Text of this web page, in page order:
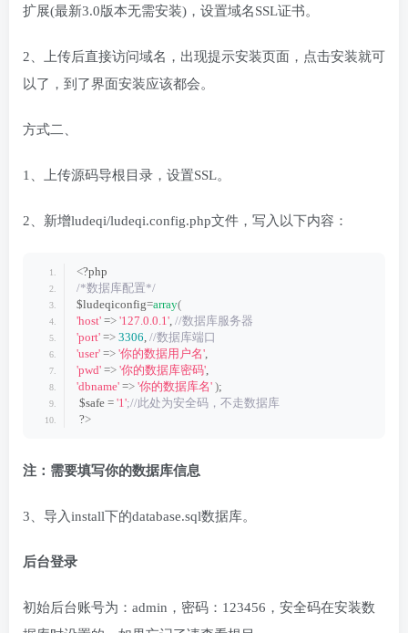
扩展(最新3.0版本无需安装)，设置域名SSL证书。
2、上传后直接访问域名，出现提示安装页面，点击安装就可
以了，到了界面安装应该都会。
方式二、
1、上传源码导根目录，设置SSL。
2、新增ludeqi/ludeqi.config.php文件，写入以下内容：
<?php
/*数据库配置*/
$ludeqiconfig=array(
'host' => '127.0.0.1' //数据库服务器
'port' => 3306 //数据库端口
'user' => '你的数据用户名'
'pwd' => '你的数据库密码'
'dbname' => '你的数据库名' );
$safe = '1';//此处为安全码，不走数据库
?>
注：需要填写你的数据库信息
3、导入install下的database.sql数据库。
后台登录
初始后台账号为：admin，密码：123456，安全码在安装数